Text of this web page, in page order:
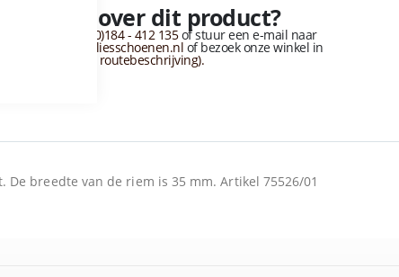
Vragen over dit product?
+31 (0)184 - 412 135of stuur een e-mail naar
info@vandervliesschoenen.nl of bezoek onze winkel in
(Zie routebeschrijving).
breedte van de riem is 35 mm. Artikel 75526/01